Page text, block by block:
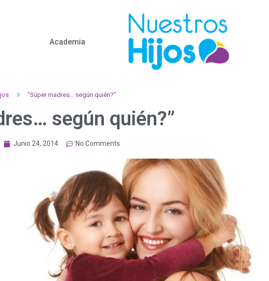
Academia
“Súper madres… según quién?”
según quién?”
Junio 24, 2014 No Comments